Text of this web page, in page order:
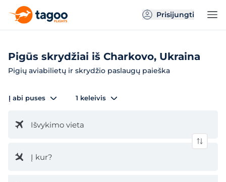
Prisijungti
Pigūs skrydžiai iš Charkovo, Ukraina
Pigių aviabilietų ir skrydžio paslaugų paieška
Į abi puses 1 keleivis
Išvykimo vieta
Į kur?